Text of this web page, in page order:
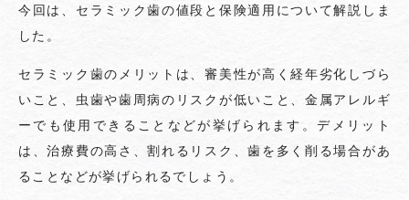
今回は、セラミック歯の値段と保険適用について解説しま
した。
セラミック歯のメリットは、審美性が高く経年劣化しづら
いこと、虫歯や歯周病のリスクが低いこと、金属アレルギ
ーでも使用できることなどが挙げられます。デメリット
は、治療費の高さ、割れるリスク、歯を多く削る場合があ
ることなどが挙げられるでしょう。